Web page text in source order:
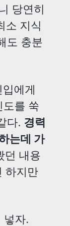
당연히
소 지식
도 충분
에게
도를 쑥
다. 경력
는데 가
던 내용
하지만
넣자.